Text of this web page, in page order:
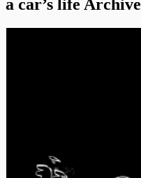
a car’s life Archive